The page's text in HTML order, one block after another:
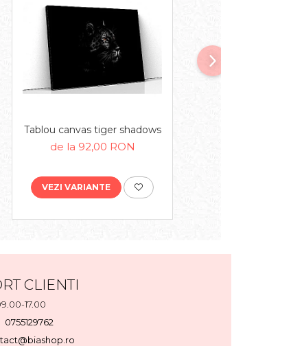
Tablou canvas tiger shadows
de la 92,00 RON
VEZI VARIANTE
CLIENTI
17.00
0755129762